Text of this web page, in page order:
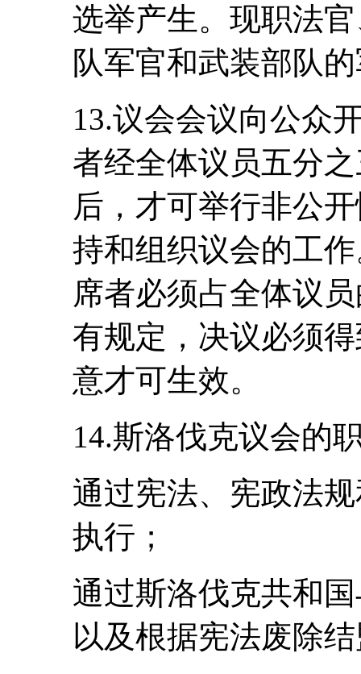
选举产生。现职法
队军官和武装部队
13.议会会议向公众
者经全体议员五分
后，才可举行非公
持和组织议会的工
席者必须占全体议
有规定，决议必须
意才可生效。
14.斯洛伐克议会的
通过宪法、宪政法
执行；
通过斯洛伐克共和
以及根据宪法废除